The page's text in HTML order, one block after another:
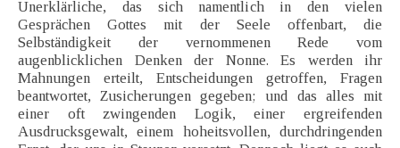
Unerklärliche, das sich namentlich in den vielen
Gesprächen Gottes mit der Seele offenbart, die
Selbständigkeit der vernommenen Rede vom
augenblicklichen Denken der Nonne. Es werden ihr
Mahnungen erteilt, Entscheidungen getroffen, Fragen
beantwortet, Zusicherungen gegeben; und das alles mit
einer oft zwingenden Logik, einer ergreifenden
Ausdrucksgewalt, einem hoheitsvollen, durchdringenden